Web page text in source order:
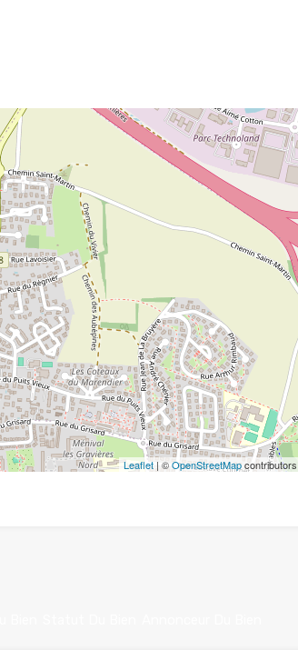
Leaflet| ©OpenStreetMapcontributors